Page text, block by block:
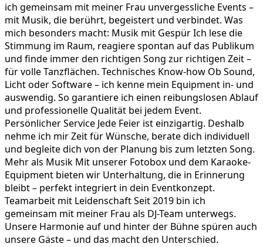
ich gemeinsam mit meiner Frau unvergessliche Events –
mit Musik, die berührt, begeistert und verbindet. Was
mich besonders macht: Musik mit Gespür Ich lese die
Stimmung im Raum, reagiere spontan auf das Publikum
und finde immer den richtigen Song zur richtigen Zeit –
für volle Tanzflächen. Technisches Know-how Ob Sound,
Licht oder Software – ich kenne mein Equipment in- und
auswendig. So garantiere ich einen reibungslosen Ablauf
und professionelle Qualität bei jedem Event.
Persönlicher Service Jede Feier ist einzigartig. Deshalb
nehme ich mir Zeit für Wünsche, berate dich individuell
und begleite dich von der Planung bis zum letzten Song.
Mehr als Musik Mit unserer Fotobox und dem Karaoke-
Equipment bieten wir Unterhaltung, die in Erinnerung
bleibt – perfekt integriert in dein Eventkonzept.
Teamarbeit mit Leidenschaft Seit 2019 bin ich
gemeinsam mit meiner Frau als DJ-Team unterwegs.
Unsere Harmonie auf und hinter der Bühne spüren auch
unsere Gäste – und das macht den Unterschied.